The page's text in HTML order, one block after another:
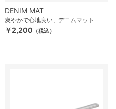
DENIM MAT
爽やかで心地良い、デニムマット
￥2,200 （税込）